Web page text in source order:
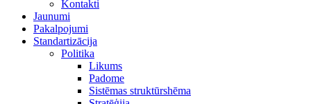
Kontakti
Jaunumi
Pakalpojumi
Standartizācija
Politika
Likums
Padome
Sistēmas struktūrshēma